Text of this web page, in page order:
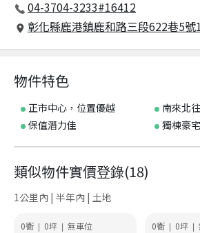
04-3704-3233#16412
彰化縣鹿港鎮鹿和路三段622巷5號
物件特色
正市中心，位置優越
南來北
保值潛力佳
獨棟豪
類似物件實價登錄(18)
1公里內 | 半年內 | 土地
0衛 | 0坪 | 無車位 0衛 | 0坪 |